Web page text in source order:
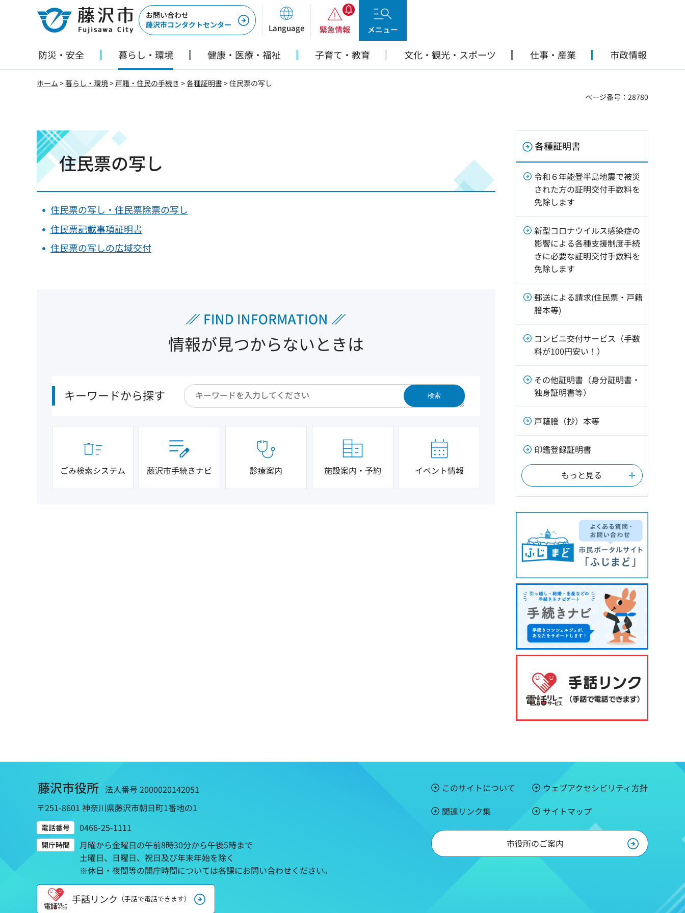
藤沢市
お問い合わせ
藤沢市コンタクトセンター
Language 緊急情報 メニュー
防災・安全 暮らし・環境 健康・医療・福祉 子育て・教育 文化・観光・スポーツ 仕事・産業 市政情報
ホーム >暮らし・環境> 戸籍・住民の手続き >各種証明書> 住民票の写し
ページ番号：28780
住民票の写し
住民票の写し・住民票除票の写し
住民票記載事項証明書
住民票の写しの広域交付
情報が見つからないときは
キーワードから探す 検索
ごみ検索システム 藤沢市手続きナビ 診療案内 施設案内・予約 イベント情報
各種証明書
令和６年能登半島地震で被災
された方の証明交付手数料を
免除します
新型コロナウイルス感染症の
影響による各種支援制度手続
きに必要な証明交付手数料を
免除します
郵送による請求(住民票・戸籍
謄本等)
コンビニ交付サービス（手数
料が100円安い！）
その他証明書（身分証明書・
独身証明書等）
戸籍謄（抄）本等
印鑑登録証明書
もっと見る
藤沢市役所 法人番号 2000020142051
〒251-8601 神奈川県藤沢市朝日町1番地の1
電話番号 0466-25-1111
開庁時間
月曜から金曜日の午前8時30分から午後5時まで
土曜日、日曜日、祝日及び年末年始を除く
※休日・夜間等の開庁時間については各課にお問い合わせください。
手話リンク （手話で電話できます）
このサイトについて
ウェブアクセシビリティ方針
関連リンク集
サイトマップ
市役所のご案内